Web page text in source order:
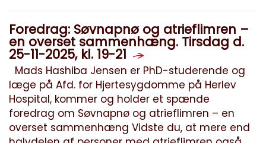
Foredrag: Søvnapnø og atrieflimren –
en overset sammenhæng. Tirsdag d.
25-11-2025, kl. 19-21
Mads Hashiba Jensen er PhD-studerende og
læge på Afd. for Hjertesygdomme på Herlev
Hospital, kommer og holder et spænde
foredrag om Søvnapnø og atrieflimren – en
overset sammenhæng Vidste du, at mere end